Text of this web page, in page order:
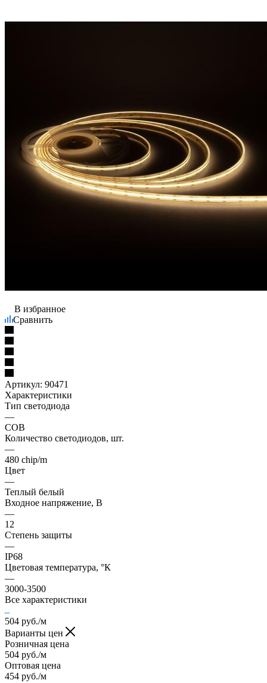
В избранное
Сравнить
Артикул: 90471
Характеристики
Тип светодиода
—
COB
Количество светодиодов, шт.
—
480 chip/m
Цвет
—
Теплый белый
Входное напряжение, В
—
12
Степень защиты
—
IP68
Цветовая температура, °К
—
3000-3500
Все характеристики
504 руб./м
Варианты цен
Розничная цена
504 руб./м
Оптовая цена
454 руб./м